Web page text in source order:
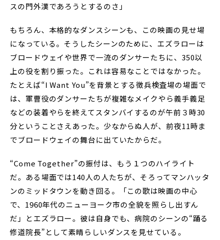
スの門外漢であろうとするのさ」
もちろん、本格的なダンスシーンも、この映画の見せ場
になっている。そうしたシーンのために、エズラローは
ブロードウェイや世界で一流のダンサーたちに、350以
上の役を割り振った。これは容易なことではなかった。
たとえば“I Want You”を背景とする徴兵検査場の場面で
は、軍曹役のダンサーたちが複雑なメイクやら義手義足
などの装着やらを終えてスタンバイするのが午前３時30
分ということさえあった。少なからぬ人が、前夜11時ま
でブロードウェイの舞台に出ていたからだ。
“Come Together”の振付は、もう１つのハイライト
だ。ある場面では140人の人たちが、そろってマンハッタ
ンのミッドタウンを動き回る。「この歌は映画の中心
で、1960年代のニューヨーク市の全貌を照らし出すん
だ」とエズラロー。彼は自身でも、病院のシーンの“踊る
修道院長”として素晴らしいダンスを見せている。